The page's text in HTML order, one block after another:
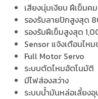
เสียงนุ่มเงียบ ฝีเข็มค
รองรับลายปักสูงสุด
รองรับฝีเข็มสูงสุด
Sensor แจ้งเตือนไห
Full Motor Servo
ระบบตัดไหมอัตโนมัติ
มีไฟส่องสว่าง
ระบบน้ำมันหล่อเลี้ยง